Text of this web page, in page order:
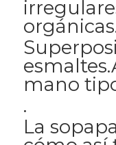
mano
.
La